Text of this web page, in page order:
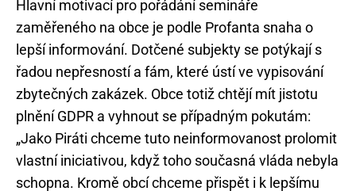
Hlavní motivací pro pořádání semináře
zaměřeného na obce je podle Profanta snaha o
lepší informování. Dotčené subjekty se potýkají s
řadou nepřesností a fám, které ústí ve vypisování
zbytečných zakázek. Obce totiž chtějí mít jistotu
plnění GDPR a vyhnout se případným pokutám:
„Jako Piráti chceme tuto neinformovanost prolomit
vlastní iniciativou, když toho současná vláda nebyla
schopna. Kromě obcí chceme přispět i k lepšímu